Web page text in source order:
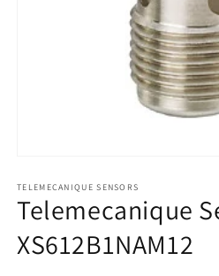
in
Modal
öffnen
TELEMECANIQUE SENSORS
Telemecanique
XS612B1NAM12